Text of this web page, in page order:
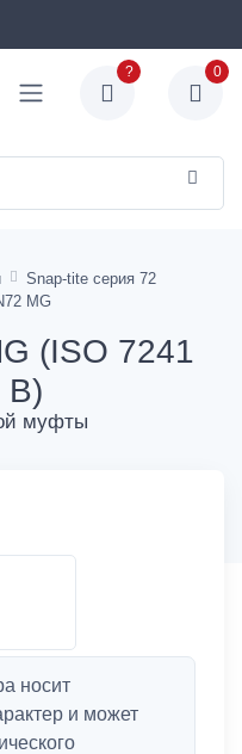
? 0
Snap-tite серия 72
MG
(ISO 7241
B)
муфты
носит
и может